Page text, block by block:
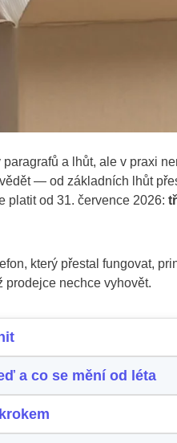
a lhůt, ale v praxi
— od základních lhůt
platit od 31. července 2026:
který přestal fungovat,
prodejce nechce vyhovět.
a co se mění od léta